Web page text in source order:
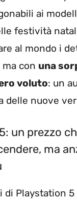
ai
festività
al mondo i
con una
voluto: un
delle nuove
un prezzo
ma
di Playstation 5